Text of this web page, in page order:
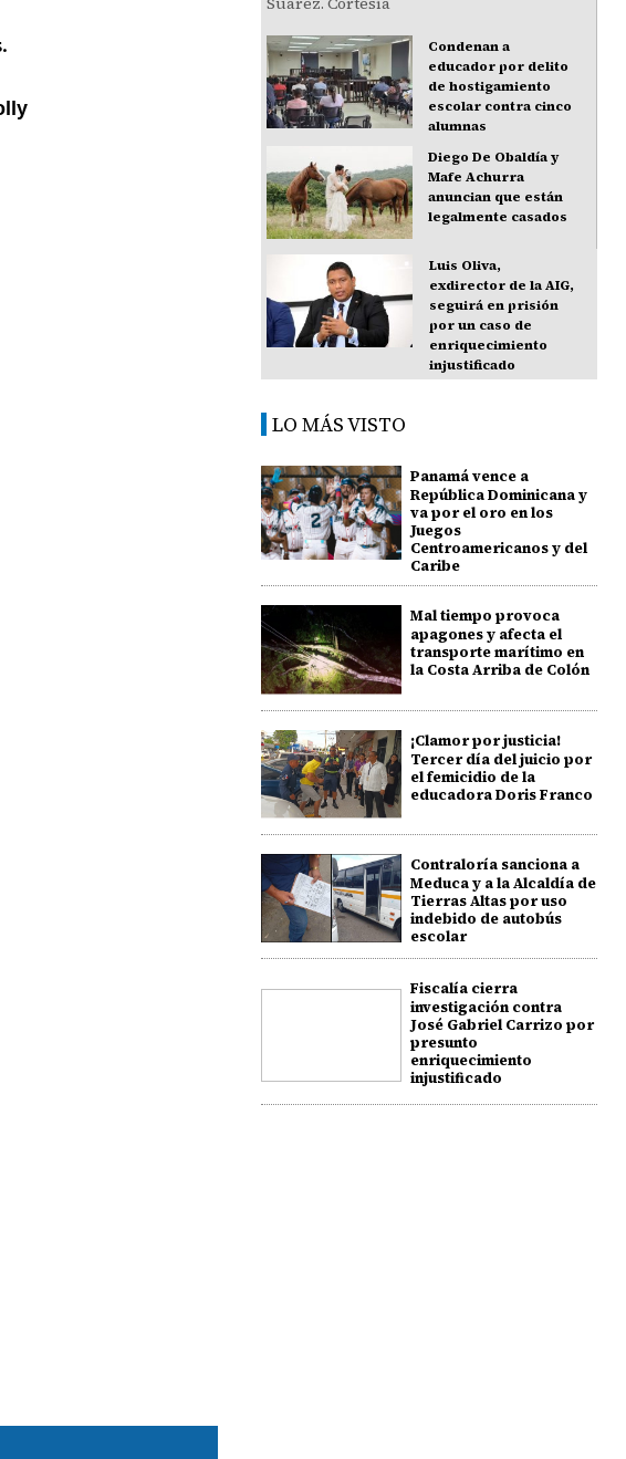
Condenan a
educador por delito
de hostigamiento
escolar contra cinco
alumnas
Diego De Obaldía y
Mafe Achurra
anuncian que están
legalmente casados
Luis Oliva,
exdirector de la AIG,
seguirá en prisión
por un caso de
enriquecimiento
injustificado
LO MÁS VISTO
Panamá vence a
República Dominicana y
va por el oro en los
Juegos
Centroamericanos y del
Caribe
Mal tiempo provoca
apagones y afecta el
transporte marítimo en
la Costa Arriba de Colón
¡Clamor por justicia!
Tercer día del juicio por
el femicidio de la
educadora Doris Franco
Contraloría sanciona a
Meduca y a la Alcaldía de
Tierras Altas por uso
indebido de autobús
escolar
Fiscalía cierra
investigación contra
José Gabriel Carrizo por
presunto
enriquecimiento
injustificado